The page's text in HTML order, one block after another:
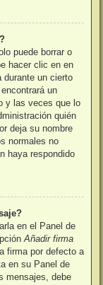
puede borrar o
hacer clic en en
un cierto
un
y las veces que lo
quién
deja su nombre
normales no
haya respondido
en el Panel de
Añadir firma
firma por defecto a
en su Panel de
mensajes, debe